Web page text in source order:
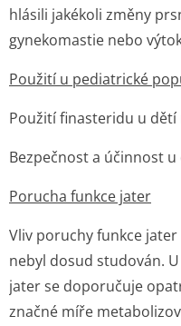
hlásili jakékoli změny
gynekomastie nebo
Použití u pediatrické
Použití finasteridu u dětí
Bezpečnost a účinnost
Porucha funkce jater
Vliv poruchy funkce
nebyl dosud studován.
jater se doporučuje
značné míře